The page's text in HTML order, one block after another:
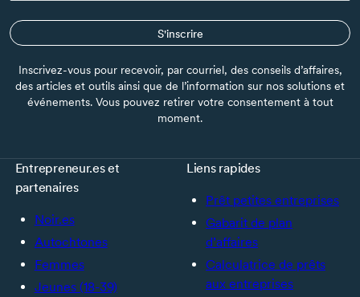
S'inscrire
Inscrivez-vous pour recevoir, par courriel, des conseils d’affaires,
des articles et outils ainsi que de l’information sur nos solutions et
événements. Vous pouvez retirer votre consentement à tout
moment.
Entrepreneur.es et
partenaires
Noir.es
Autochtones
Femmes
Jeunes (18-39)
Liens rapides
Prêt petites entreprises
Gabarit de plan
d’affaires
Calculatrice de prêts
aux entreprises